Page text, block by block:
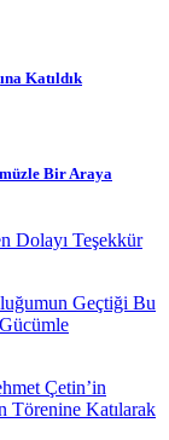
Katıldık
Bir Araya
Dolayı Teşekkür
Geçtiği Bu
Çetin’in
Törenine Katılarak